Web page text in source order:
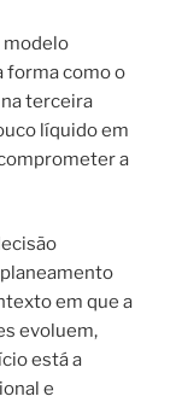
modelo
forma como o
terceira
líquido em
a
em que a
evoluem,
está a
e